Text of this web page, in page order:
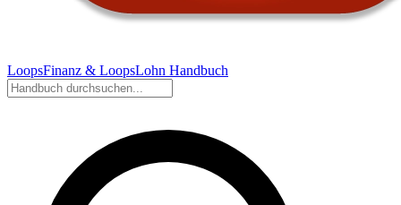
LoopsFinanz & LoopsLohn Handbuch